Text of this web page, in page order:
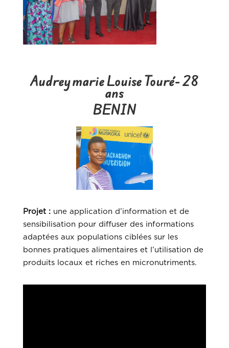
Audrey marie Louise Touré- 28
ans
BENIN
Projet :une application d’information et de
sensibilisation pour diffuser des informations
adaptées aux populations ciblées sur les
bonnes pratiques alimentaires et l’utilisation de
produits locaux et riches en micronutriments.